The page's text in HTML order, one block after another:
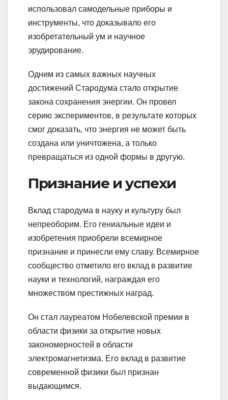
использовал самодельные приборы и
инструменты, что доказывало его
изобретательный ум и научное
эрудирование.
Одним из самых важных научных
достижений Стародума стало открытие
закона сохранения энергии. Он провел
серию экспериментов, в результате которых
смог доказать, что энергия не может быть
создана или уничтожена, а только
превращаться из одной формы в другую.
Признание и успехи
Вклад стародума в науку и культуру был
непреоборим. Его гениальные идеи и
изобретения приобрели всемирное
признание и принесли ему славу. Всемирное
сообщество отметило его вклад в развитие
науки и технологий, награждая его
множеством престижных наград.
Он стал лауреатом Нобелевской премии в
области физики за открытие новых
закономерностей в области
электромагнетизма. Его вклад в развитие
современной физики был признан
выдающимся.